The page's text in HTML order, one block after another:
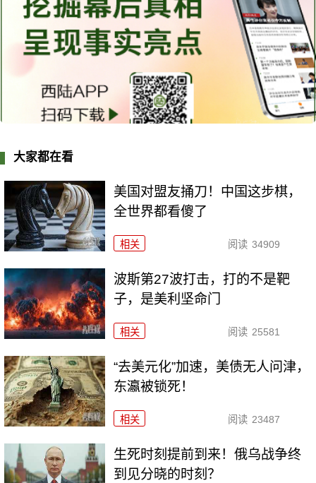
大家都在看
美国对盟友捅刀！中国这步棋，
全世界都看傻了
相关 阅读 34909
波斯第27波打击，打的不是靶
子，是美利坚命门
相关 阅读 25581
“去美元化”加速，美债无人问津，
东瀛被锁死！
相关 阅读 23487
生死时刻提前到来！俄乌战争终
到见分晓的时刻？